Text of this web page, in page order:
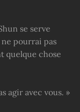
se serve
ne pourrai pas
quelque chose
agir avec vous. »